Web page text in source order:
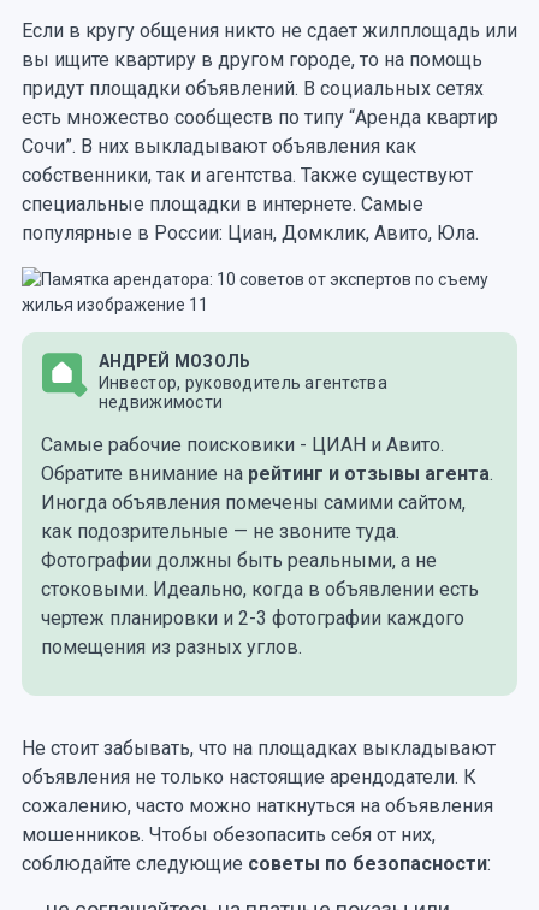
Если в кругу общения никто не сдает жилплощадь или
вы ищите квартиру в другом городе, то на помощь
придут площадки объявлений. В социальных сетях
есть множество сообществ по типу “Аренда квартир
Сочи”. В них выкладывают объявления как
собственники, так и агентства. Также существуют
специальные площадки в интернете. Самые
популярные в России: Циан, Домклик, Авито, Юла.
АНДРЕЙ МОЗОЛЬ
Инвестор, руководитель агентства
недвижимости
Самые рабочие поисковики - ЦИАН и Авито.
Обратите внимание на рейтинг и отзывы агента.
Иногда объявления помечены самими сайтом,
как подозрительные — не звоните туда.
Фотографии должны быть реальными, а не
стоковыми. Идеально, когда в объявлении есть
чертеж планировки и 2-3 фотографии каждого
помещения из разных углов.
Не стоит забывать, что на площадках выкладывают
объявления не только настоящие арендодатели. К
сожалению, часто можно наткнуться на объявления
мошенников. Чтобы обезопасить себя от них,
соблюдайте следующие советы по безопасности: